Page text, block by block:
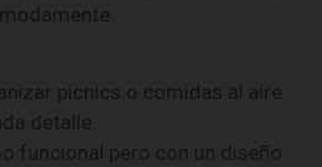
picnics o comidas al aire
detalle.
funcional pero con un diseño